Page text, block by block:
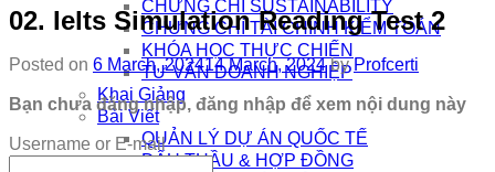
CHỨNG CHỈ SUSTAINABILITY
CHỨNG CHỈ TÀI CHÍNH KIỂM TOÁN
KHÓA HỌC THỰC CHIẾN
TƯ VẤN DOANH NGHIỆP
Khai Giảng
Bài Viết
QUẢN LÝ DỰ ÁN QUỐC TẾ
ĐẤU THẦU & HỢP ĐỒNG
02. Ielts Simulation Reading Test 2
Posted on 6 March, 202414 March, 2024 byProfcerti
Bạn chưa đăng nhập, đăng nhập để xem nội dung này
Username or E-mail